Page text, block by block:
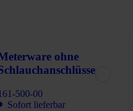
ohne
500-00
Sofort lieferbar